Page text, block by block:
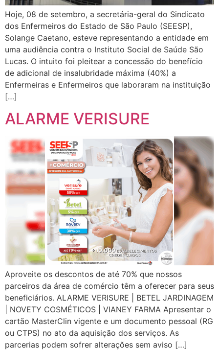
Hoje, 08 de setembro, a secretária-geral do Sindicato
dos Enfermeiros do Estado de São Paulo (SEESP),
Solange Caetano, esteve representando a entidade em
uma audiência contra o Instituto Social de Saúde São
Lucas. O intuito foi pleitear a concessão do benefício
de adicional de insalubridade máxima (40%) a
Enfermeiras e Enfermeiros que laboraram na instituição
[…]
ALARME VERISURE
Aproveite os descontos de até 70% que nossos
parceiros da área de comércio têm a oferecer para seus
beneficiários. ALARME VERISURE | BETEL JARDINAGEM
| NOVETY COSMÉTICOS | VIANEY FARMA Apresentar o
cartão MasterClin vigente e um documento pessoal (RG
ou CTPS) no ato da aquisição dos serviços. As
parcerias podem sofrer alterações sem aviso […]